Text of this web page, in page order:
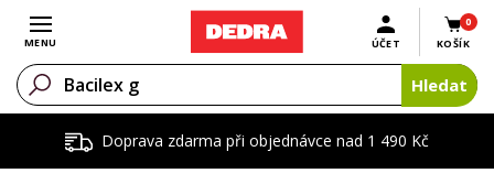
Doprava zdarma při objednávce nad 1 490 Kč
Otevřít menu
MENU
0
KOŠÍK
ÚČET
Hledat